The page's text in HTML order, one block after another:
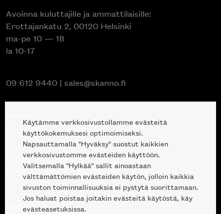
Avoinna kuluttajille ja ammattilaisille:
Erottajankatu 2, 00120 Helsinki
ma-pe 10 — 18
la 10-17
09 612 9440 | sales@skanno.fi
Tuotteet
Suunnittelupalvelu
Projektimyynti
Liike Helsingin keskustassa
Outlet
Käytämme verkkosivustollamme evästeitä
käyttökokemuksesi optimoimiseksi.
Napsauttamalla "Hyväksy" suostut kaikkien
verkkosivustomme evästeiden käyttöön.
Valitsemalla "Hylkää" sallit ainoastaan
välttämättömien evästeiden käytön, jolloin kaikkia
sivuston toiminnallisuuksia ei pystytä suorittamaan.
Jos haluat poistaa joitakin evästeitä käytöstä, käy
evästeasetuksissa.